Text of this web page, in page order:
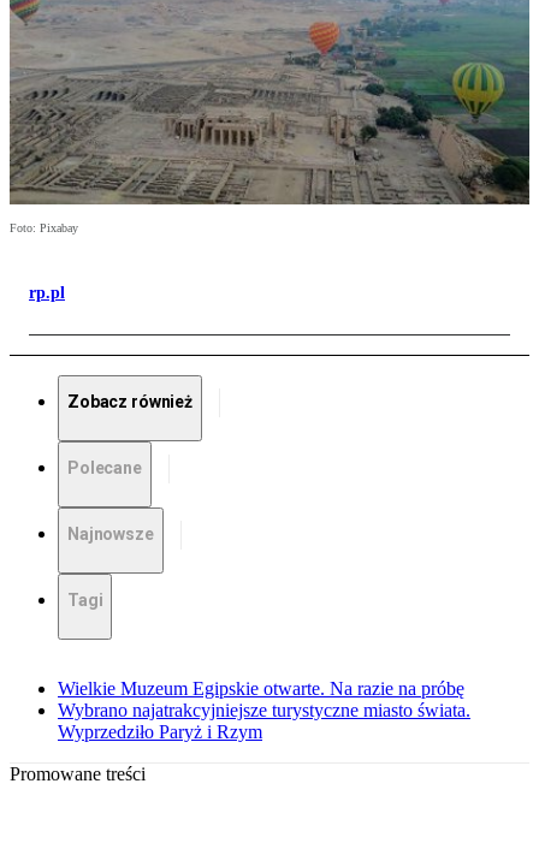
Foto: Pixabay
rp.pl
Zobacz również
Polecane
Najnowsze
Tagi
Wielkie Muzeum Egipskie otwarte. Na razie na próbę
Wybrano najatrakcyjniejsze turystyczne miasto świata.
Wyprzedziło Paryż i Rzym
Promowane treści